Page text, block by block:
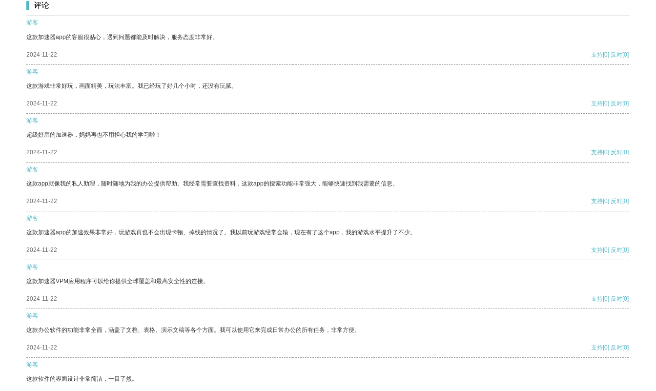
评论
游客
这款加速器app的客服很贴心，遇到问题都能及时解决，服务态度非常好。
2024-11-22 支持[0] 反对[0]
游客
这款游戏非常好玩，画面精美，玩法丰富。我已经玩了好几个小时，还没有玩腻。
2024-11-22 支持[0] 反对[0]
游客
超级好用的加速器，妈妈再也不用担心我的学习啦！
2024-11-22 支持[0] 反对[0]
游客
这款app就像我的私人助理，随时随地为我的办公提供帮助。我经常需要查找资料，这款app的搜索功能非常强大，能够快速找到我需要的信息。
2024-11-22 支持[0] 反对[0]
游客
这款加速器app的加速效果非常好，玩游戏再也不会出现卡顿、掉线的情况了。我以前玩游戏经常会输，现在有了这个app，我的游戏水平提升了不少。
2024-11-22 支持[0] 反对[0]
游客
这款加速器VPM应用程序可以给你提供全球覆盖和最高安全性的连接。
2024-11-22 支持[0] 反对[0]
游客
这款办公软件的功能非常全面，涵盖了文档、表格、演示文稿等各个方面。我可以使用它来完成日常办公的所有任务，非常方便。
2024-11-22 支持[0] 反对[0]
游客
这款软件的界面设计非常简洁，一目了然。